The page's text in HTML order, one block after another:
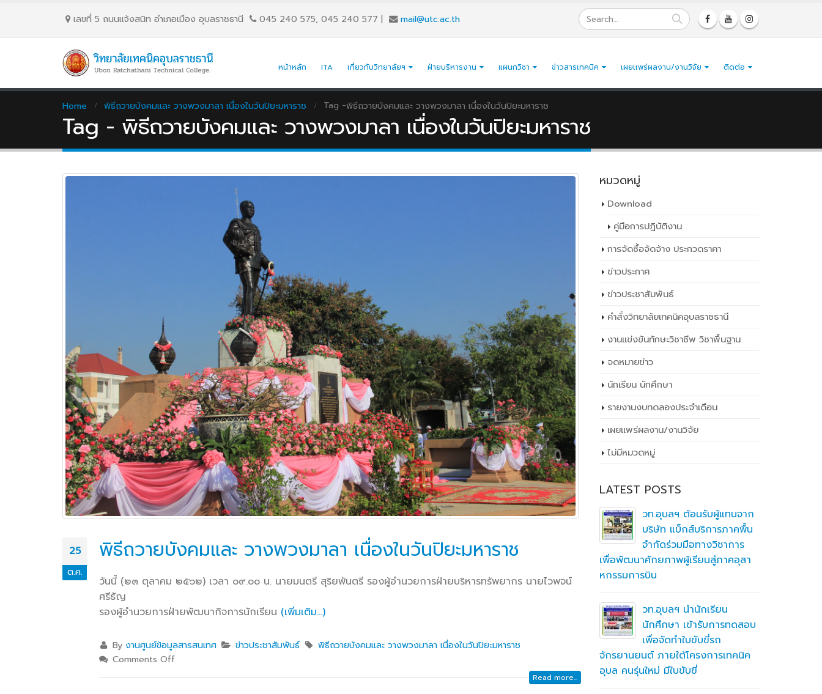
เลขที่ 5 ถนนเเจ้งสนิท อำเภอเมือง อุบลราชธานี 045 240 575, 045 240 577 | mail@utc.ac.th
หน้าหลัก ITA เกี่ยวกับวิทยาลัยฯ ฝ่ายบริหารงาน แผนกวิชา ข่าวสารเทคนิค เผยเเพร่ผลงาน/งานวิจัย ติดต่อ
Home พิธีถวายบังคมและ วางพวงมาลา เนื่องในวันปิยะมหาราช Tag -พิธีถวายบังคมและ วางพวงมาลา เนื่องในวันปิยะมหาราช
Tag - พิธีถวายบังคมและ วางพวงมาลา เนื่องในวันปิยะมหาราช
25
ต.ค.
พิธีถวายบังคมและ วางพวงมาลา เนื่องในวันปิยะมหาราช
วันนี้ (๒๓ ตุลาคม ๒๕๖๒) เวลา ๐๙.๐๐ น. นายมนตรี สุริยพันตรี รองผู้อำนวยการฝ่ายบริหารทรัพยากร นายไวพจน์
ศรีธัญ
รองผู้อำนวยการฝ่ายพัฒนากิจการนักเรียน (เพิ่มเติม…)
Byงานศูนย์ข้อมูลสารสนเทศ ข่าวประชาสัมพันธ์
พิธีถวายบังคมและ วางพวงมาลา เนื่องในวันปิยะมหาราช
Comments Off
Read more...
หมวดหมู่
Download
คู่มือการปฏิบัติงาน
การจัดซื้อจัดจ้าง ประกวดราคา
ข่าวประกาศ
ข่าวประชาสัมพันธ์
คำสั่งวิทยาลัยเทคนิคอุบลราชธานี
งานแข่งขันทักษะวิชาชีพ วิชาพื้นฐาน
จดหมายข่าว
นักเรียน นักศึกษา
รายงานงบทดลองประจำเดือน
เผยเเพร่ผลงาน/งานวิจัย
ไม่มีหมวดหมู่
LATEST POSTS
วท.อุบลฯ ต้อนรับผู้แทนจาก
จำกัดร่วมมือทางวิชาการ
เพื่อพัฒนาศักยภาพผู้เรียนสู่ภาคอุสา
หกรรมการบิน
วท.อุบลฯ นำนักเรียน
เพื่อจัดทำใบขับขี่รถ
จักรยานยนต์ ภายใต้โครงการเทคนิค
วท.อุบลฯ ต้อนรับคณะ
ติดตามการดำเนินงานของ
สถานศึกษาในการขับเคลื่อนการจัดการ
อาชีวศึกษา ปีงบประมาณ พ.ศ. 2569
ประกาศวิทยาลัยเทคนิ
ปีการศึกษา 2563 ประเภทโควตา
วท.อุบลฯ จัดประชุมเพื่อสร้าง
เข้าใจร่วมมือ (MOU) ร่วมกับ
วท.อุบลฯ ต้อนรับผู้แทนจาก
บริษัท แบ็กส์บริการภาคพื้น
จำกัดร่วมมือทางวิชาการ
เพื่อพัฒนาศักยภาพผู้เรียนสู่ภาคอุสา
หกรรมการบิน
วท.อุบลฯ นำนักเรียน
นักศึกษา เข้ารับการทดสอบ
เพื่อจัดทำใบขับขี่รถ
จักรยานยนต์ ภายใต้โครงการเทคนิค
อุบล คนรุ่นใหม่ มีใบขับขี่